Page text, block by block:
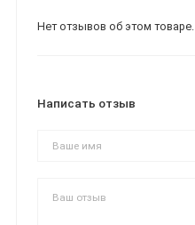
Нет отзывов об этом товаре.
Написать отзыв